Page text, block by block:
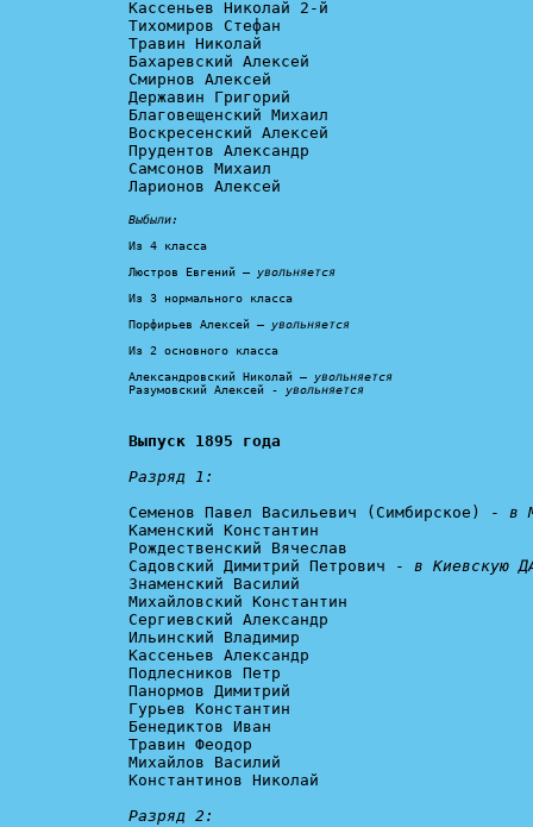
Кассеньев Николай 2-й
Тихомиров Стефан
Травин Николай
Бахаревский Алексей
Смирнов Алексей
Державин Григорий
Благовещенский Михаил
Воскресенский Алексей
Прудентов Александр
Самсонов Михаил
Ларионов Алексей
Выбыли:
Из 4 класса
Люстров Евгений – увольняется
Из 3 нормального класса
Порфирьев Алексей – увольняется
Из 2 основного класса
Александровский Николай – увольняется
Разумовский Алексей - увольняется
Выпуск 1895 года
Разряд 1:
Семенов Павел Васильевич (Симбирское) - в
Каменский Константин
Рождественский Вячеслав
Садовский Димитрий Петрович - в Киевскую
Знаменский Василий
Михайловский Константин
Сергиевский Александр
Ильинский Владимир
Кассеньев Александр
Подлесников Петр
Панормов Димитрий
Гурьев Константин
Бенедиктов Иван
Травин Феодор
Михайлов Василий
Константинов Николай
Разряд 2: